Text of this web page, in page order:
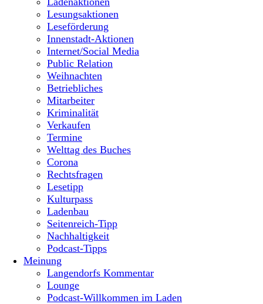
Lesungsaktionen
Leseförderung
Innenstadt-Aktionen
Internet/Social Media
Public Relation
Weihnachten
Betriebliches
Mitarbeiter
Kriminalität
Verkaufen
Termine
Welttag des Buches
Corona
Rechtsfragen
Lesetipp
Kulturpass
Ladenbau
Seitenreich-Tipp
Nachhaltigkeit
Podcast-Tipps
Meinung
Langendorfs Kommentar
Lounge
Podcast-Willkommen im Laden